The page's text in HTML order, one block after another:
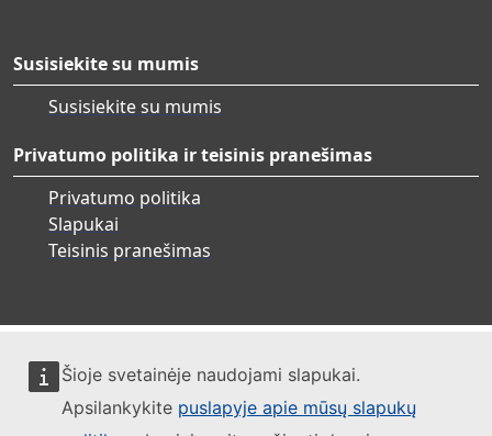
Šioje svetainėje naudojami slapukai.
Apsilankykite puslapyje apie mūsų slapukų
Susisiekite su mumis
Susisiekite su mumis
Privatumo politika ir teisinis pranešimas
Privatumo politika
Slapukai
Teisinis pranešimas